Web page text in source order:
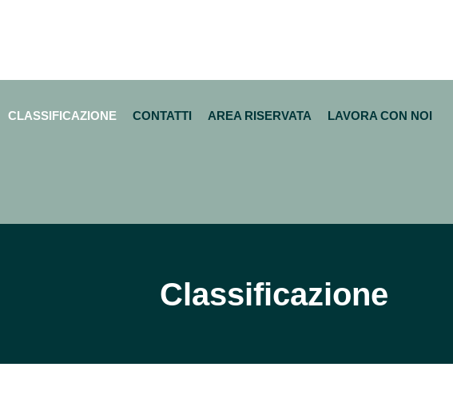
CLASSIFICAZIONE CONTATTI AREA RISERVATA LAVORA CON NOI
Classificazione